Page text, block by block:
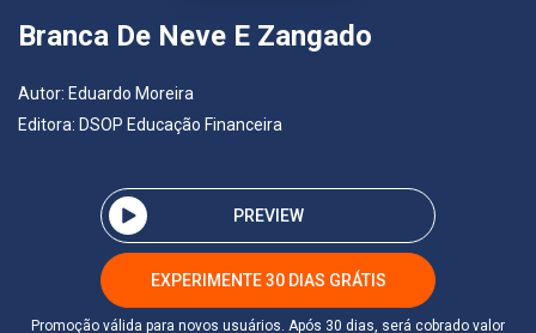
Branca De Neve E Zangado
Autor: Eduardo Moreira
Editora: DSOP Educação Financeira
PREVIEW
EXPERIMENTE 30 DIAS GRÁTIS
Promoção válida para novos usuários. Após 30 dias, será cobrado valor